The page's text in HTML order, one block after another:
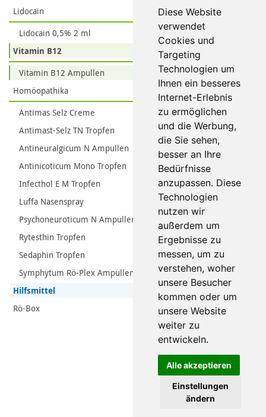
Diese Website
verwendet
Cookies und
Targeting
Technologien um
Ihnen ein besseres
Internet-Erlebnis
zu ermöglichen
und die Werbung,
die Sie sehen,
besser an Ihre
Bedürfnisse
anzupassen. Diese
Technologien
nutzen wir
außerdem um
Ergebnisse zu
messen, um zu
verstehen, woher
unsere Besucher
kommen oder um
unsere Website
weiter zu
entwickeln.
Alle akzeptieren
Einstellungen
ändern
Lidocain
Lidocain 0,5% 2 ml
Vitamin B12
Vitamin B12 Ampullen
Homöopathika
Antimas Selz Creme
Antimast-Selz TN Tropfen
Antineuralgicum N Ampullen
Antinicoticum Mono Tropfen
Infecthol E M Tropfen
Luffa Nasenspray
Psychoneuroticum N Ampullen
Rytesthin Tropfen
Sedaphin Tropfen
Symphytum Rö-Plex Ampullen
Hilfsmittel
Rö-Box